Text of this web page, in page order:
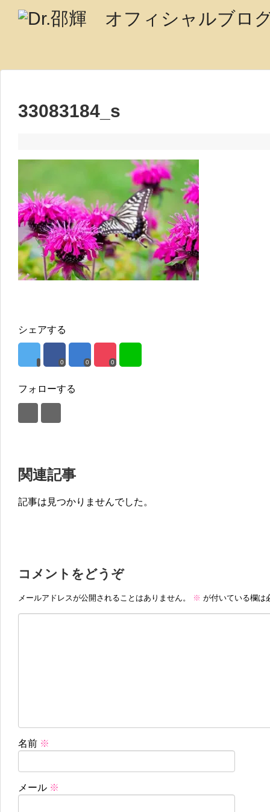
33083184_s
シェアする
0 0 0
フォローする
関連記事
記事は見つかりませんでした。
コメントをどうぞ
メールアドレスが公開されることはありません。 ※ が付いている欄は
名前 ※
メール ※